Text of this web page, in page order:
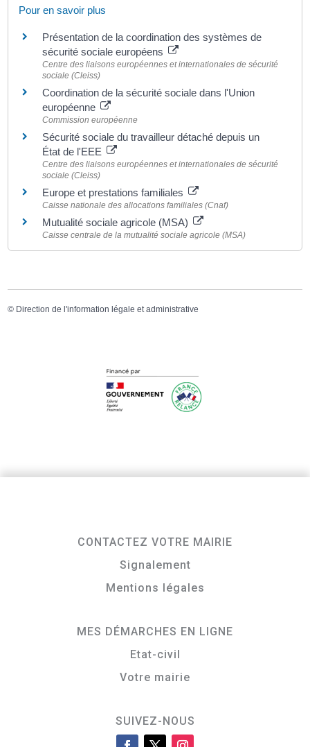
Pour en savoir plus
Présentation de la coordination des systèmes de
sécurité sociale européens
Centre des liaisons européennes et internationales de sécurité
sociale (Cleiss)
Coordination de la sécurité sociale dans l'Union
européenne
Commission européenne
Sécurité sociale du travailleur détaché depuis un
État de l'EEE
Centre des liaisons européennes et internationales de sécurité
sociale (Cleiss)
Europe et prestations familiales
Caisse nationale des allocations familiales (Cnaf)
Mutualité sociale agricole (MSA)
Caisse centrale de la mutualité sociale agricole (MSA)
© Direction de l'information légale et administrative
CONTACTEZ VOTRE MAIRIE
Signalement
Mentions légales
MES DÉMARCHES EN LIGNE
Etat-civil
Votre mairie
SUIVEZ-NOUS